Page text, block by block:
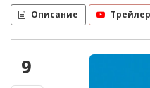
Описание Трейлер
9